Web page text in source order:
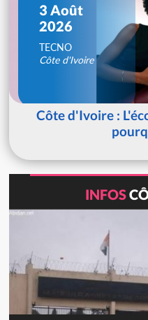
3 Août
2026
TECNO
Côte d'Ivoire
Côte d'Ivoire :
INFOS